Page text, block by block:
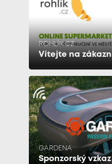
ROHLÍK.CZ
Vítejte na
GARDENA
Sponzorský